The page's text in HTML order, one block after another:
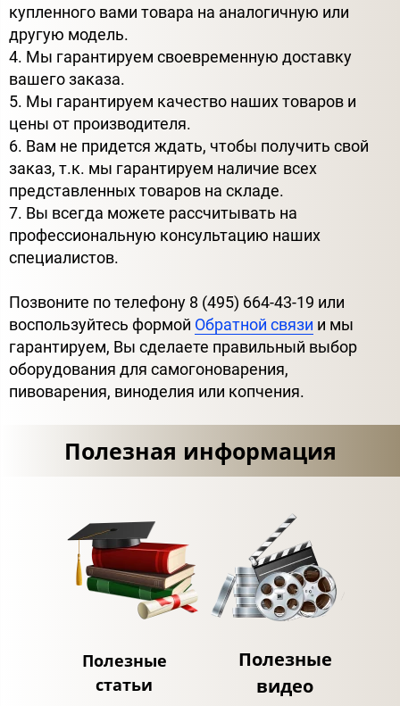
купленного вами товара на аналогичную или
другую модель.
4. Мы гарантируем своевременную доставку
вашего заказа.
5. Мы гарантируем качество наших товаров и
цены от производителя.
6. Вам не придется ждать, чтобы получить свой
заказ, т.к. мы гарантируем наличие всех
представленных товаров на складе.
7. Вы всегда можете рассчитывать на
профессиональную консультацию наших
специалистов.
Позвоните по телефону 8 (495) 664-43-19 или
воспользуйтесь формой Обратной связи и мы
гарантируем, Вы сделаете правильный выбор
оборудования для самогоноварения,
пивоварения, виноделия или копчения.
Полезная информация
Полезные
статьи
Полезные
видео